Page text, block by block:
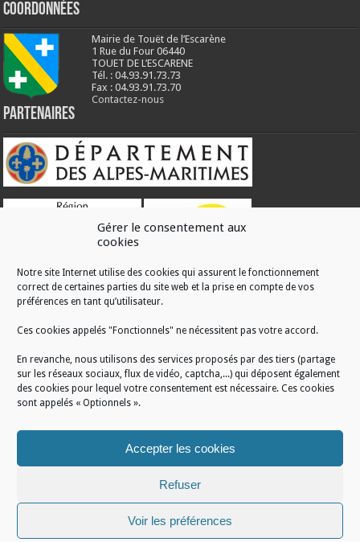
Gérer le consentement aux
cookies
Notre site Internet utilise des cookies qui assurent le fonctionnement
correct de certaines parties du site web et la prise en compte de vos
préférences en tant qu’utilisateur.
Ces cookies appelés "Fonctionnels" ne nécessitent pas votre accord.
En revanche, nous utilisons des services proposés par des tiers (partage
sur les réseaux sociaux, flux de vidéo, captcha,...) qui déposent également
des cookies pour lequel votre consentement est nécessaire. Ces cookies
sont appelés « Optionnels ».
Accepter les cookies
Refuser
Voir les préférences
Coordonnées
Mairie de Touët de l’Escarène
1 Rue du Four 06440
TOUET DE L’ESCARENE
Tél. : 04.93.91.73.73
Fax : 04.93.91.73.70
Contactez-nous
Partenaires
RÉALISATION
Mentions légales/Plan du site/Politique de cookies/Conditions générales